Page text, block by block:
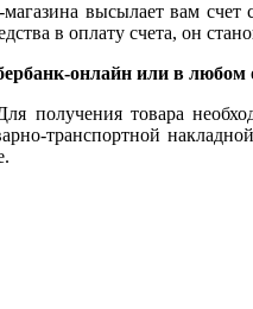
высылает вам
в оплату счета, он
онлайн или в любом
получения товара
транспортной